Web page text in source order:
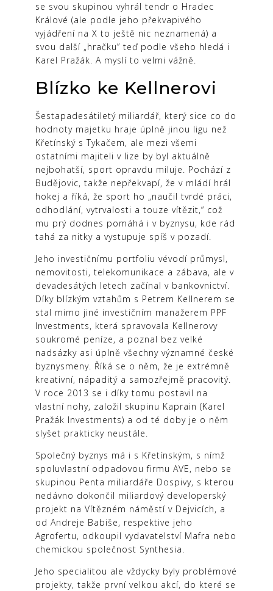
se svou skupinou vyhrál tendr o Hradec
Králové (ale podle jeho překvapivého
vyjádření na X to ještě nic neznamená) a
svou další „hračku” teď podle všeho hledá i
Karel Pražák. A myslí to velmi vážně.
Blízko ke Kellnerovi
Šestapadesátiletý miliardář, který sice co do
hodnoty majetku hraje úplně jinou ligu než
Křetínský s Tykačem, ale mezi všemi
ostatními majiteli v lize by byl aktuálně
nejbohatší, sport opravdu miluje. Pochází z
Budějovic, takže nepřekvapí, že v mládí hrál
hokej a říká, že sport ho „naučil tvrdé práci,
odhodlání, vytrvalosti a touze vítězit,“ což
mu prý dodnes pomáhá i v byznysu, kde rád
tahá za nitky a vystupuje spíš v pozadí.
Jeho investičnímu portfoliu vévodí průmysl,
nemovitosti, telekomunikace a zábava, ale v
devadesátých letech začínal v bankovnictví.
Díky blízkým vztahům s Petrem Kellnerem se
stal mimo jiné investičním manažerem PPF
Investments, která spravovala Kellnerovy
soukromé peníze, a poznal bez velké
nadsázky asi úplně všechny významné české
byznysmeny. Říká se o něm, že je extrémně
kreativní, nápaditý a samozřejmě pracovitý.
V roce 2013 se i díky tomu postavil na
vlastní nohy, založil skupinu Kaprain (Karel
Pražák Investments) a od té doby je o něm
slyšet prakticky neustále.
Společný byznys má i s Křetínským, s nímž
spoluvlastní odpadovou firmu AVE, nebo se
skupinou Penta miliardáře Dospivy, s kterou
nedávno dokončil miliardový developerský
projekt na Vítězném náměstí v Dejvicích, a
od Andreje Babiše, respektive jeho
Agrofertu, odkoupil vydavatelství Mafra nebo
chemickou společnost Synthesia.
Jeho specialitou ale vždycky byly problémové
projekty, takže první velkou akcí, do které se